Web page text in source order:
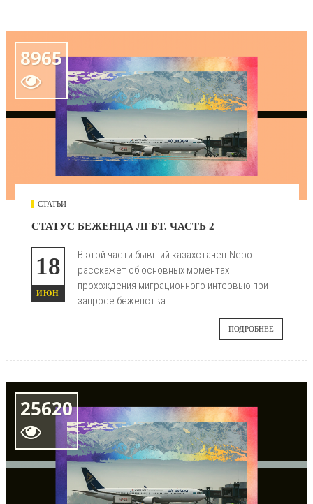
8965

СТАТЬИ
СТАТУС БЕЖЕНЦА ЛГБТ. ЧАСТЬ 2
18
ИЮН
В этой части бывший казахстанец Nebo
расскажет об основных моментах
прохождения миграционного интервью при
запросе беженства.
ПОДРОБНЕЕ
25620
